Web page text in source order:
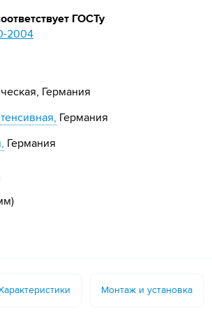
Германия
Германия
Германия
ГОСТу
2004
Монтаж и установка